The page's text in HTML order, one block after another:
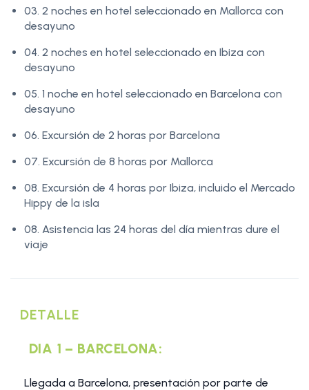
03. 2 noches en hotel seleccionado en Mallorca con
desayuno
04. 2 noches en hotel seleccionado en Ibiza con
desayuno
05. 1 noche en hotel seleccionado en Barcelona con
desayuno
06. Excursión de 2 horas por Barcelona
07. Excursión de 8 horas por Mallorca
08. Excursión de 4 horas por Ibiza, incluido el Mercado
Hippy de la isla
08. Asistencia las 24 horas del día mientras dure el
viaje
DETALLE
DIA 1 – BARCELONA:
Llegada a Barcelona, presentación por parte de